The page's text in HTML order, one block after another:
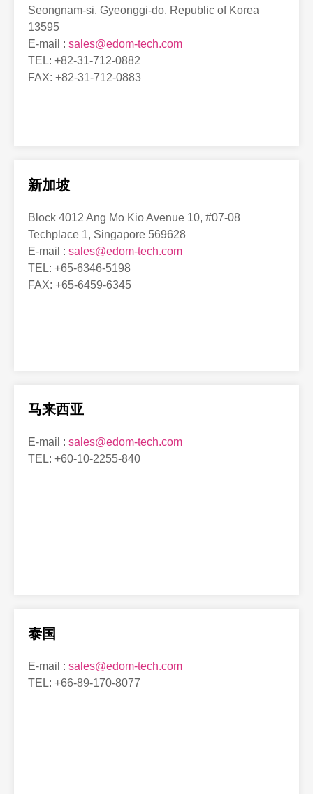
Seongnam-si, Gyeonggi-do, Republic of Korea
13595
E-mail : sales@edom-tech.com
TEL: +82-31-712-0882
FAX: +82-31-712-0883
新加坡
Block 4012 Ang Mo Kio Avenue 10, #07-08
Techplace 1, Singapore 569628
E-mail : sales@edom-tech.com
TEL: +65-6346-5198
FAX: +65-6459-6345
马来西亚
E-mail : sales@edom-tech.com
TEL: +60-10-2255-840
泰国
E-mail : sales@edom-tech.com
TEL: +66-89-170-8077